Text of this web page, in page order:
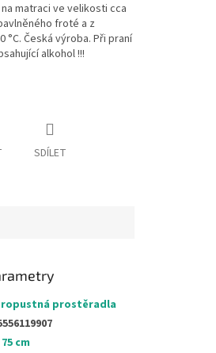
matraci ve velikosti cca
froté a z
°C. Česká výroba. Při praní
alkohol !!!
SDÍLET
prostěradla
cm